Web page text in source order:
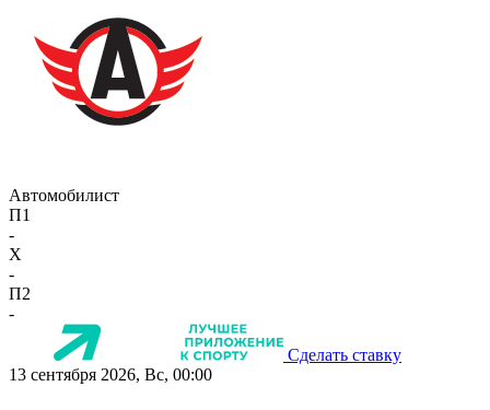
Автомобилист
П1
-
X
-
П2
-
Сделать ставку
13 сентября 2026, Вс, 00:00